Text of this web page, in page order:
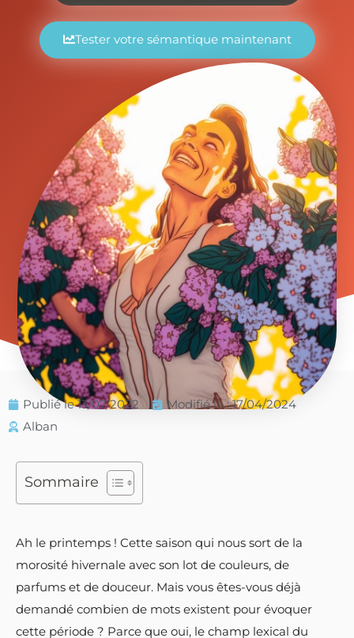
Tester votre sémantique maintenant
Publié le 13/07/2022
Modifié le : 17/04/2024
Alban
Sommaire
Ah le printemps ! Cette saison qui nous sort de la
morosité hivernale avec son lot de couleurs, de
parfums et de douceur. Mais vous êtes-vous déjà
demandé combien de mots existent pour évoquer
cette période ? Parce que oui, le champ lexical du